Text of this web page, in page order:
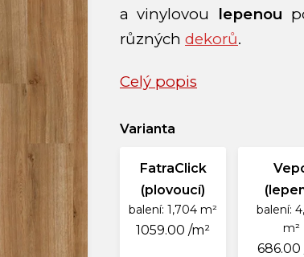
a vinylovou lepenou
různých dekorů.
Celý popis
Varianta
FatraClick
(plovoucí)
balení: 1,704 m²
1059.00 /m²
balení:
m²
686.00